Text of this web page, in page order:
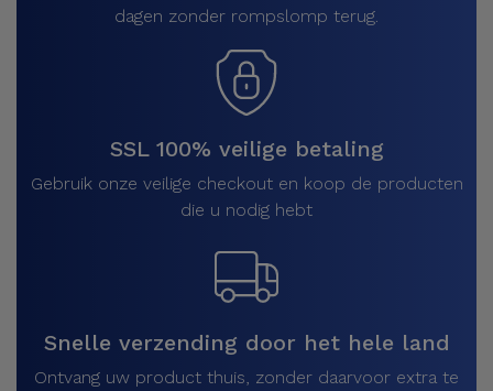
dagen zonder rompslomp terug.
SSL 100% veilige betaling
Gebruik onze veilige checkout en koop de producten
die u nodig hebt
Snelle verzending door het hele land
Ontvang uw product thuis, zonder daarvoor extra te